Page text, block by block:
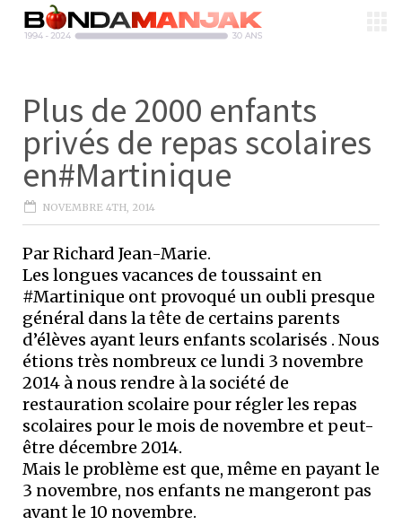
Plus de 2000 enfants
privés de repas scolaires
en#Martinique
NOVEMBRE 4TH, 2014
Par Richard Jean-Marie.
Les longues vacances de toussaint en
#Martinique ont provoqué un oubli presque
général dans la tête de certains parents
d’élèves ayant leurs enfants scolarisés . Nous
étions très nombreux ce lundi 3 novembre
2014 à nous rendre à la société de
restauration scolaire pour régler les repas
scolaires pour le mois de novembre et peut-
être décembre 2014.
Mais le problème est que, même en payant le
3 novembre, nos enfants ne mangeront pas
avant le 10 novembre.